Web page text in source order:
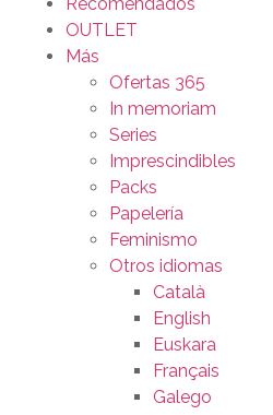
OUTLET
Más
Ofertas 365
In memoriam
Series
Imprescindibles
Packs
Papelería
Feminismo
Otros idiomas
Català
English
Euskara
Français
Galego